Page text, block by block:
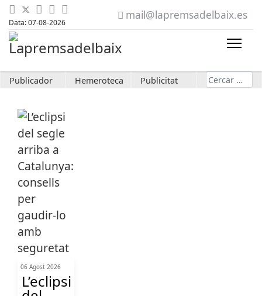
Data: 07-08-2026
mail@lapremsadelbaix.es
Publicador Hemeroteca Publicitat Cerca
06 Agost 2026
L’eclipsi